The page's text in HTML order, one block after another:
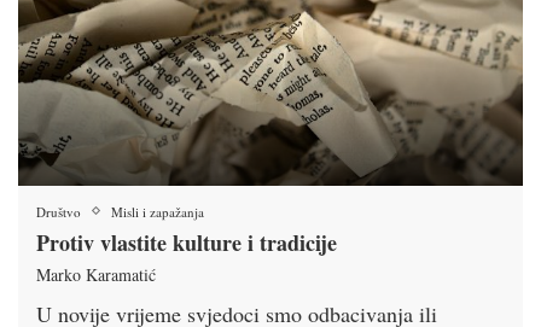
Društvo Misli i zapažanja
Protiv vlastite kulture i tradicije
Marko Karamatić
U novije vrijeme svjedoci smo odbacivanja ili